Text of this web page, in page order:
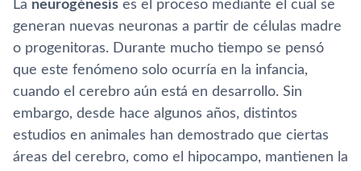
La neurogénesis es el proceso mediante el cual se
generan nuevas neuronas a partir de células madre
o progenitoras. Durante mucho tiempo se pensó
que este fenómeno solo ocurría en la infancia,
cuando el cerebro aún está en desarrollo. Sin
embargo, desde hace algunos años, distintos
estudios en animales han demostrado que ciertas
áreas del cerebro, como el hipocampo, mantienen la